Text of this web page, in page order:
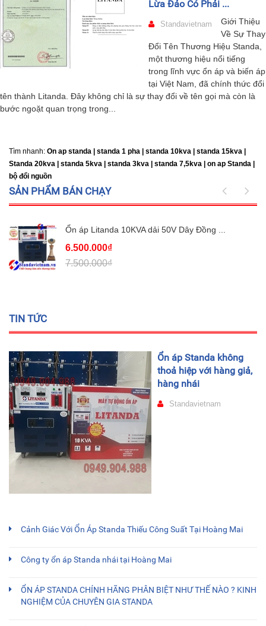
Lừa Đảo Có Phải ...
Standavietnam
Giới Thiệu
Về Sự Thay
Đổi Tên Thương Hiệu Standa,
một thương hiệu nổi tiếng
trong lĩnh vực ổn áp và biến áp
tại Việt Nam, đã chính thức đổi
tên thành Litanda. Đây không chỉ là sự thay đổi về tên gọi mà còn là
bước ngoặt quan trọng trong...
Tìm nhanh: On ap standa | standa 1 pha | standa 10kva | standa 15kva |
Standa 20kva |
standa 5kva | standa 3kva | standa 7,5kva | on ap Standa |
bộ đổi nguồn
SẢN PHẨM BÁN CHẠY
Ổn áp Litanda 10KVA dải 50V Dây Đồng ...
6.500.000₫
7.500.000₫
TIN TỨC
Ổn áp Standa không
thoả hiệp với hàng giả,
hàng nhái
Standavietnam
Cảnh Giác Với Ổn Áp Standa Thiếu Công Suất Tại Hoàng Mai
Công ty ổn áp Standa nhái tại Hoàng Mai
ỔN ÁP STANDA CHÍNH HÃNG PHÂN BIỆT NHƯ THẾ NÀO ? KINH
NGHIỆM CỦA CHUYÊN GIA STANDA